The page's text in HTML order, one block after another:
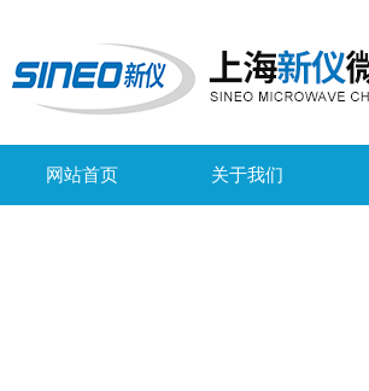
网站首页 关于我们